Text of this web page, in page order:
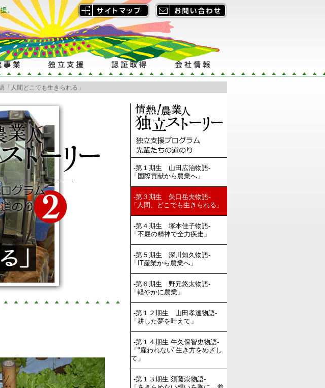
。
人間どこでも生きられる」
-第１期生 山田広治物語-
「国際貢献から農業へ」
-第３期生 矢口岳夫物語-
「 人間、どこでも生きられる 」
-第４期生 塚本佳子物語-
「不屈の精神で全力疾走」
-第５期生 深川知久物語-
「IT産業から農業へ」
-第６期生 野元悠太物語-
「軽やかに農業」
-第１２期生 山田孝達物語-
「耕した夢を叶えて」
-第１４期生 牛久保智史物語-
「"雇われない"生き方をめざし
て」
-第１３期生 須藤崇物語-